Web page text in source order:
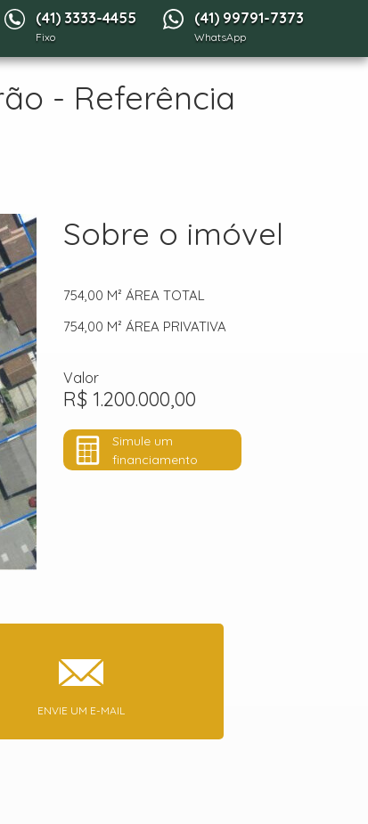
(41) 3333-4455
Fixo
(41) 99791-7373
WhatsApp
- Referência
Sobre o imóvel
754,00 M² ÁREA TOTAL
754,00 M² ÁREA PRIVATIVA
Valor
R$ 1.200.000,00
Simule um
financiamento
ENVIE UM E-MAIL